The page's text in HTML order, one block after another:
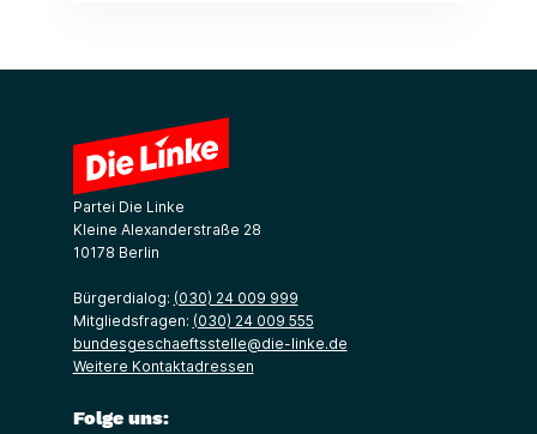
Partei Die Linke
Kleine Alexanderstraße 28
10178 Berlin
Bürgerdialog: (030) 24 009 999
Mitgliedsfragen: (030) 24 009 555
bundesgeschaeftsstelle@die-linke.de
Weitere Kontaktadressen
Folge uns: